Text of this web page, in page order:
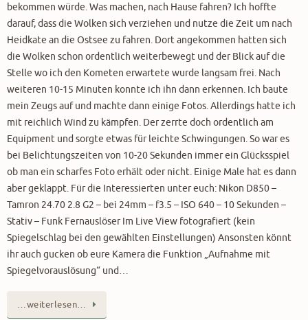
bekommen würde. Was machen, nach Hause fahren? Ich hoffte
darauf, dass die Wolken sich verziehen und nutze die Zeit um nach
Heidkate an die Ostsee zu fahren. Dort angekommen hatten sich
die Wolken schon ordentlich weiterbewegt und der Blick auf die
Stelle wo ich den Kometen erwartete wurde langsam frei. Nach
weiteren 10-15 Minuten konnte ich ihn dann erkennen. Ich baute
mein Zeugs auf und machte dann einige Fotos. Allerdings hatte ich
mit reichlich Wind zu kämpfen. Der zerrte doch ordentlich am
Equipment und sorgte etwas für leichte Schwingungen. So war es
bei Belichtungszeiten von 10-20 Sekunden immer ein Glücksspiel
ob man ein scharfes Foto erhält oder nicht. Einige Male hat es dann
aber geklappt. Für die Interessierten unter euch: Nikon D850 –
Tamron 24.70 2.8 G2 – bei 24mm – f3.5 – ISO 640 – 10 Sekunden –
Stativ – Funk Fernauslöser Im Live View fotografiert (kein
Spiegelschlag bei den gewählten Einstellungen) Ansonsten könnt
ihr auch gucken ob eure Kamera die Funktion „Aufnahme mit
Spiegelvorauslösung“ und…
…weiterlesen…